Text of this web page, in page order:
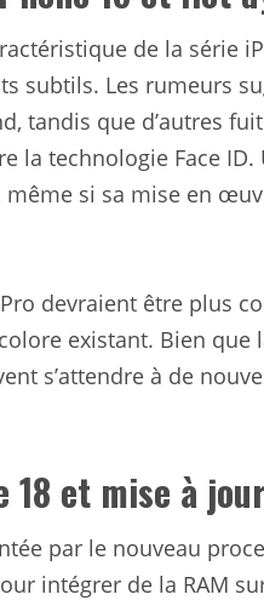
de la série
subtils. Les rumeurs
tandis que d’autres
la technologie Face
même si sa mise en
devraient être plus
existant. Bien que
s’attendre à de
18 et mise à
par le nouveau
intégrer de la RAM